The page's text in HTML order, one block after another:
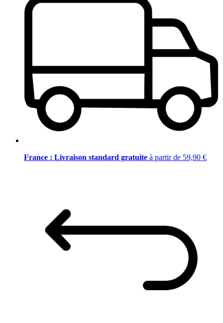
France : Livraison standard gratuite à partir de 59,90 €